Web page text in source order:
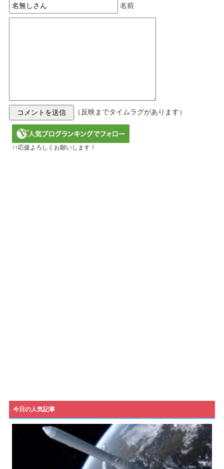
名前
（反映までタイムラグがあります）
↑↑応援よろしくお願いします！
今日の人気記事